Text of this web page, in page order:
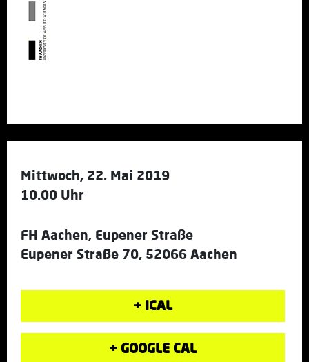
Mittwoch, 22. Mai 2019
10.00 Uhr
FH Aachen, Eupener Straße
Eupener Straße 70, 52066 Aachen
+ ICAL
+ GOOGLE CAL